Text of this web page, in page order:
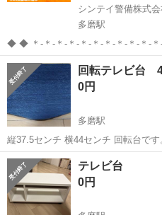
多磨駅
◆ ◆ ＊-＊-＊-＊-＊-＊-＊-＊-＊-＊-＊-＊-＊-＊-＊-＊-＊ 激レア求人★
放置自転車の撤去作業員大募集！
＊-＊-＊-＊-＊-＊-＊-＊-＊-＊-＊-＊-
東京 府中市 多磨駅 警備員
回転テレビ台
0円
多磨駅
縦37.5センチ 横44センチ 回転台です。 テレビ用に使用してました。
10年ぐらい前に購入した気がします。
転台 #テレビ回転台
東京 府中市 多磨駅
テレビ台
0円